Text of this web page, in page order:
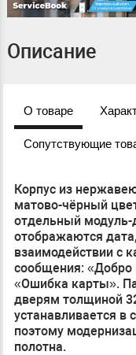
Описание
О товаре
Сопутствующие
Корпус из
матово-чёрный
отдельный модуль-
отображаются
взаимодействии с
сообщения: «Добро
«Ошибка карты».
дверям толщиной
устанавливается в
поэтому
полотна.